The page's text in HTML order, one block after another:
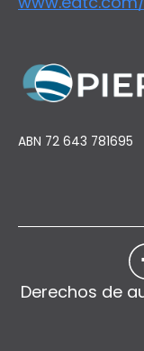
ABN 72 643 781695
Derechos de